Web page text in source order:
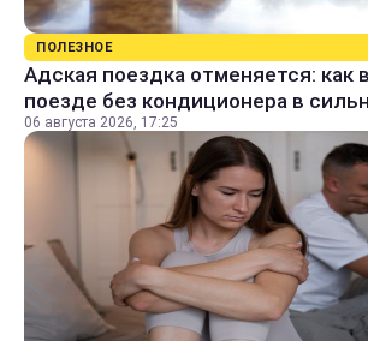
ПОЛЕЗНОЕ
Адская поездка отменяется: как
поезде без кондиционера в
06 августа 2026, 17:25